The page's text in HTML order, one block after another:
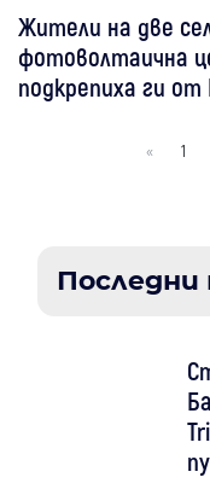
Жители на две
фотоволтаична
подкрепиха ги
« 1
Последни